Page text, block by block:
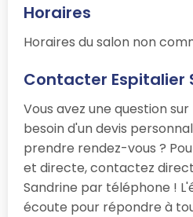
Horaires
Horaires du salon non
Contacter Espitalier
Vous avez une question
besoin d'un devis
prendre rendez-vous ?
et directe, contactez
Sandrine par téléphone !
écoute pour répondre à